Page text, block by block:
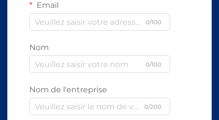
Email
0/100
Nom
0/100
Nom de l'entreprise
0/200